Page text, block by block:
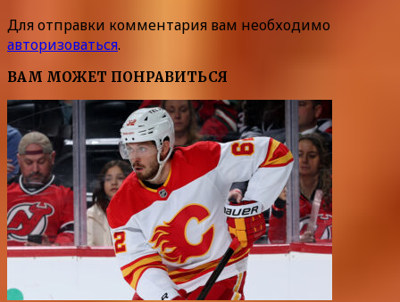
Для отправки комментария вам необходимо
авторизоваться.
ВАМ МОЖЕТ ПОНРАВИТЬСЯ